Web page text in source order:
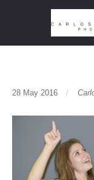
28 May 2016